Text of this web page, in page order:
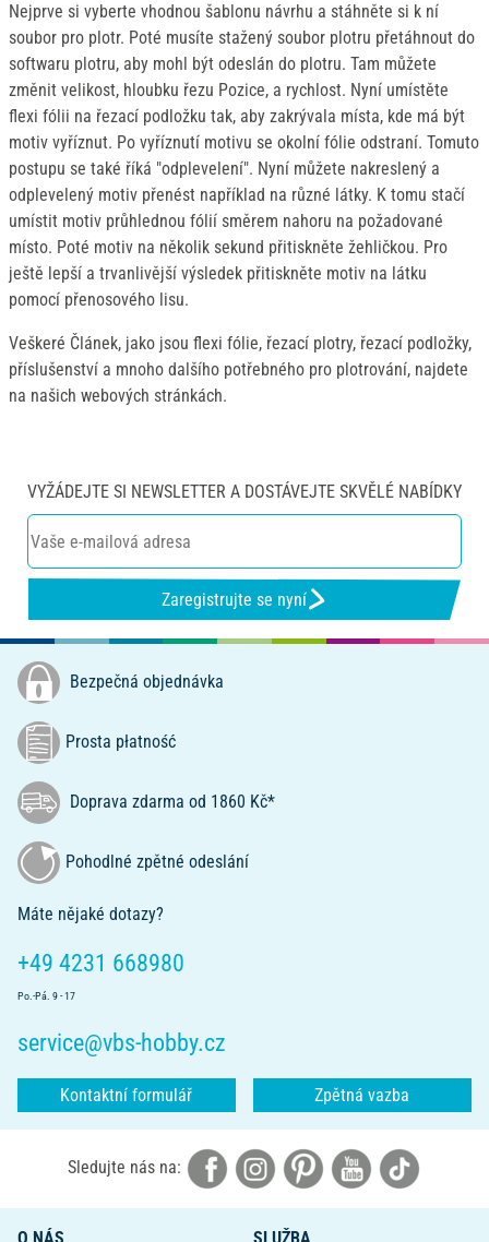
Nejprve si vyberte vhodnou šablonu návrhu a stáhněte si k ní
soubor pro plotr. Poté musíte stažený soubor plotru přetáhnout do
softwaru plotru, aby mohl být odeslán do plotru. Tam můžete
změnit velikost, hloubku řezu Pozice, a rychlost. Nyní umístěte
flexi fólii na řezací podložku tak, aby zakrývala místa, kde má být
motiv vyříznut. Po vyříznutí motivu se okolní fólie odstraní. Tomuto
postupu se také říká "odplevelení". Nyní můžete nakreslený a
odplevelený motiv přenést například na různé látky. K tomu stačí
umístit motiv průhlednou fólií směrem nahoru na požadované
místo. Poté motiv na několik sekund přitiskněte žehličkou. Pro
ještě lepší a trvanlivější výsledek přitiskněte motiv na látku
pomocí přenosového lisu.
Veškeré Článek, jako jsou flexi fólie, řezací plotry, řezací podložky,
příslušenství a mnoho dalšího potřebného pro plotrování, najdete
na našich webových stránkách.
VYŽÁDEJTE SI NEWSLETTER A DOSTÁVEJTE SKVĚLÉ NABÍDKY
Zaregistrujte se nyní
Bezpečná objednávka
Prosta płatność
Doprava zdarma od 1860 Kč*
Pohodlné zpětné odeslání
Máte nějaké dotazy?
+49 4231 668980
Po.-Pá. 9 - 17
service@vbs-hobby.cz
Kontaktní formulář Zpětná vazba
Sledujte nás na: